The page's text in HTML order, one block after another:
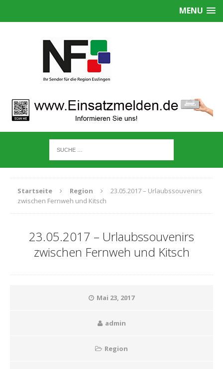
MENU
Startseite Region
23.05.2017 – Urlaubssouvenirs
zwischen Fernweh und Kitsch
23.05.2017 – Urlaubssouvenirs
zwischen Fernweh und Kitsch
Mai 23, 2017
admin
Region